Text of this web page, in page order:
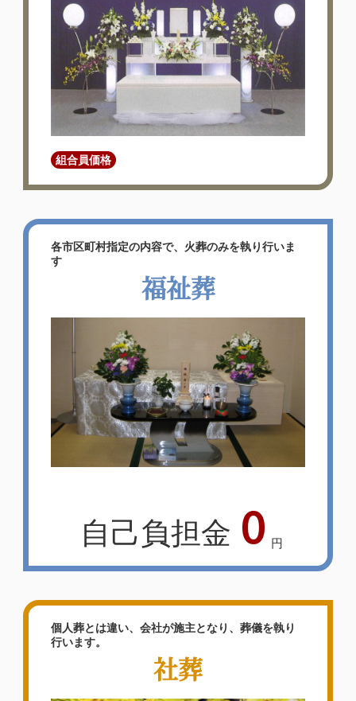
組合員価格
各市区町村指定の内容で、火葬のみを執り行いま
す
福祉葬
自己負担金 0 円
個人葬とは違い、会社が施主となり、葬儀を執り
行います。
社葬